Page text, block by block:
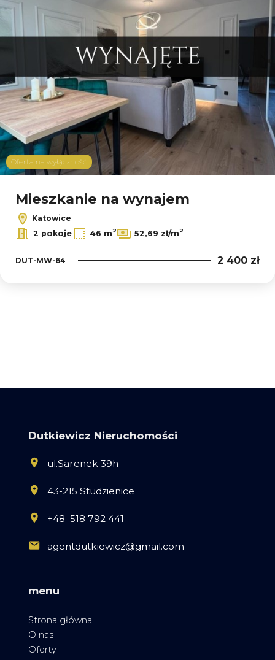
Oferta na wyłączność
Mieszkanie na wynajem
Katowice
2 pokoje
46 m2 52,69 zł/m2
DUT-MW-64 2 400 zł
Dutkiewicz Nieruchomości
ul.Sarenek 39h
43-215 Studzienice
+48 518 792 441
agentdutkiewicz@gmail.com
menu
Strona główna
O nas
Oferty